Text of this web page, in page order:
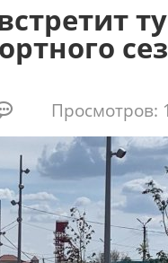
Просмотров: